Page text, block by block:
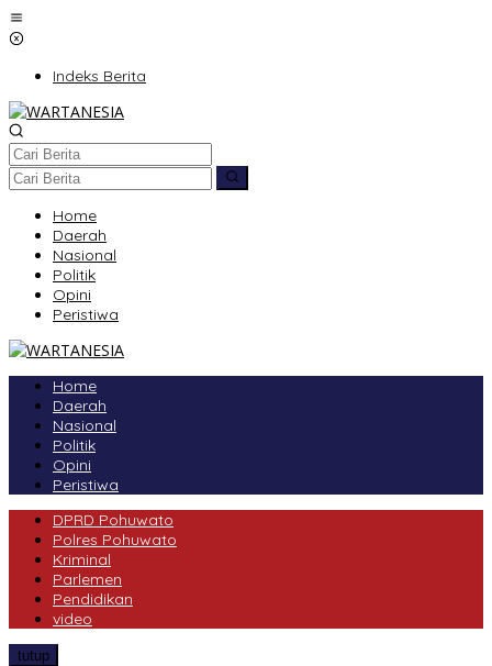
Lewati
ke
Indeks Berita
Home
Daerah
Nasional
Politik
Opini
Peristiwa
Home
Daerah
Nasional
Politik
Opini
Peristiwa
DPRD Pohuwato
Polres Pohuwato
Kriminal
Parlemen
Pendidikan
video
tutup